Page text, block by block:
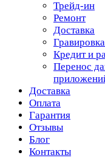
Трейд-ин
Ремонт
Доставка
Кредит и
Перенос
Доставка
Оплата
Гарантия
Отзывы
Блог
Контакты